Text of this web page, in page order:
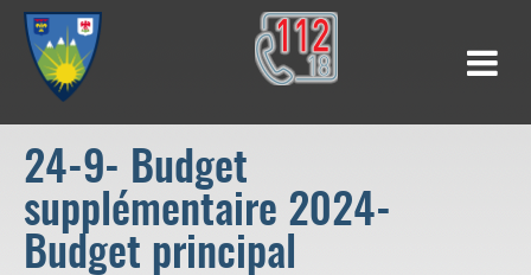
24-9- Budget
supplémentaire 2024-
Budget principal